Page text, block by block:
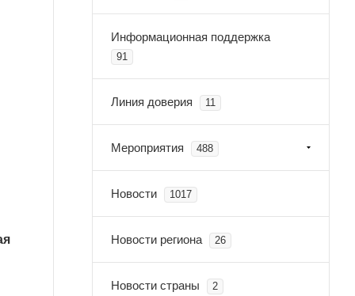
Информационная поддержка
91
Линия доверия 11
Мероприятия 488
Новости 1017
Новости региона 26
Новости страны 2